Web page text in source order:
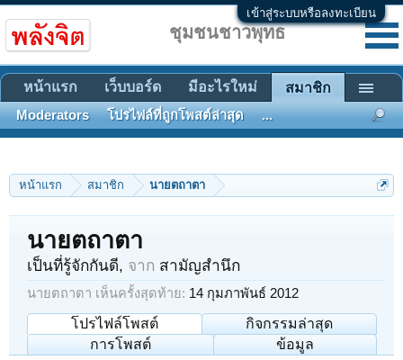
เข้าสู่ระบบหรือลงทะเบียน
หน้าแรก สมาชิก นายตถาตา
นายตถาตา
เป็นที่รู้จักกันดี, จาก สามัญสำนึก
นายตถาตา เห็นครั้งสุดท้าย: 14 กุมภาพันธ์ 2012
โปรไฟล์โพสต์
กิจกรรมล่าสุด
การโพสต์
ข้อมูล
ชุมชนชาวพุทธ
หน้าแรก เว็บบอร์ด มีอะไรใหม่ สมาชิก
Moderators โปรไฟล์ที่ถูกโพสต์ล่าสุด ...